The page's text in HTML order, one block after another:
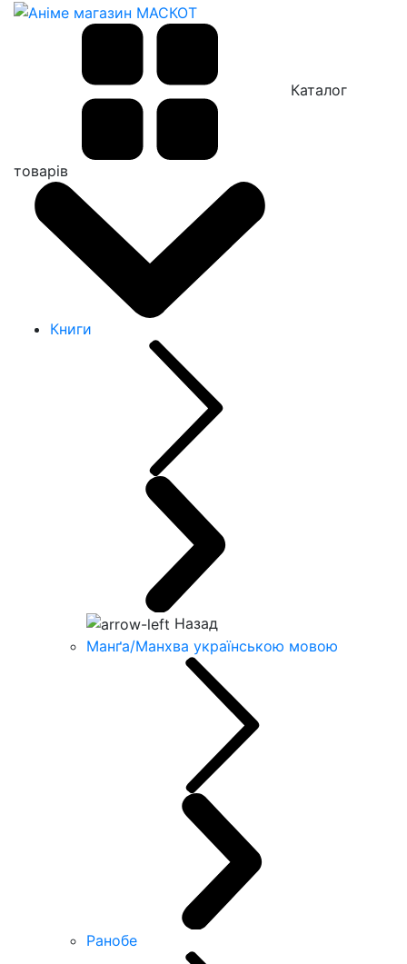
Каталог
товарів
Книги
Назад
Манґа/Манхва українською мовою
Ранобе